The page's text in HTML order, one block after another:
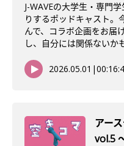
J-WAVEの大学生・専門
りするポッドキャスト。
んで、コラボ企画をお届
し、自分には関係ないか
2026.05.01 |
アー
vol.5